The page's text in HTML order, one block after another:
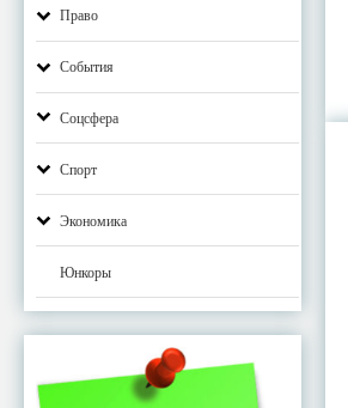
Право
События
Соцсфера
Спорт
Экономика
Юнкоры